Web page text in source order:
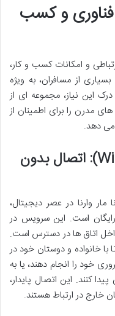
فناوری و کسب
و امکانات کسب و کار،
از مسافران، به ویژه
درک این نیاز، مجموعه ای از
مدرن را برای اطمینان از
می دهد.
اینترنت بی سیم رایگان (Wi-Fi): اتصال بدون
وارنا در عصر دیجیتال،
است. این سرویس در
اتاق ها در دسترس است.
با خانواده و دوستان خود در
خود را انجام دهند، یا به
کنند. این اتصال پایدار،
خارج در ارتباط هستند.